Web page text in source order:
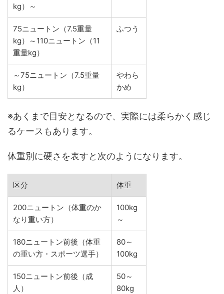
kg）～
75ニュートン（7.5重量
kg）～110ニュートン（11
重量kg）
ふつう
～75ニュートン（7.5重量
kg）
やわら
かめ
※あくまで目安となるので、実際には柔らかく感じ
るケースもあります。
体重別に硬さを表すと次のようになります。
区分 体重
200ニュートン（体重のか
なり重い方）
100kg
～
180ニュートン前後（体重
の重い方・スポーツ選手）
80～
100kg
150ニュートン前後（成
人）
50～
80kg